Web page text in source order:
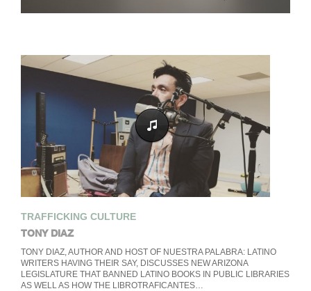
TRAFFICKING CULTURE
TONY DIAZ
TONY DIAZ, AUTHOR AND HOST OF NUESTRA PALABRA: LATINO
WRITERS HAVING THEIR SAY, DISCUSSES NEW ARIZONA
LEGISLATURE THAT BANNED LATINO BOOKS IN PUBLIC LIBRARIES
AS WELL AS HOW THE LIBROTRAFICANTES…